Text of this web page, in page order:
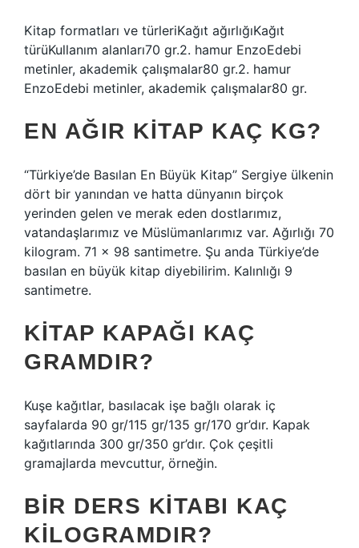
Kitap formatları ve türleriKağıt ağırlığıKağıt
türüKullanım alanları70 gr.2. hamur EnzoEdebi
metinler, akademik çalışmalar80 gr.2. hamur
EnzoEdebi metinler, akademik çalışmalar80 gr.
EN AĞIR KITAP KAÇ KG?
“Türkiye’de Basılan En Büyük Kitap” Sergiye ülkenin
dört bir yanından ve hatta dünyanın birçok
yerinden gelen ve merak eden dostlarımız,
vatandaşlarımız ve Müslümanlarımız var. Ağırlığı 70
kilogram. 71 x 98 santimetre. Şu anda Türkiye’de
basılan en büyük kitap diyebilirim. Kalınlığı 9
santimetre.
KITAP KAPAĞI KAÇ
GRAMDIR?
Kuşe kağıtlar, basılacak işe bağlı olarak iç
sayfalarda 90 gr/115 gr/135 gr/170 gr’dır. Kapak
kağıtlarında 300 gr/350 gr’dır. Çok çeşitli
gramajlarda mevcuttur, örneğin.
BIR DERS KITABI KAÇ
KILOGRAMDIR?